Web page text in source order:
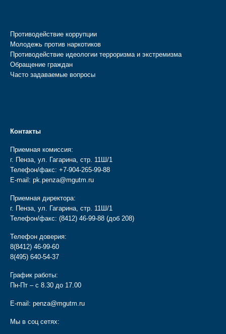
Противодействие коррупции
Молодежь против наркотиков
Противодействие идеологии терроризма и экстремизма
Обращение граждан
Часто задаваемые вопросы
Контакты
Приемная комиссия:
г. Пенза, ул. Гагарина, стр. 11Ш/1
Телефон/факс: +7-904-265-99-88
E-mail: pk.penza@mgutm.ru
Приемная директора:
г. Пенза, ул. Гагарина, стр. 11Ш/1
Телефон/факс: (8412) 46-99-88 (доб 208)
Телефон доверия:
8(8412) 46-99-60
8(495) 640-54-37
График работы:
Пн-Пт – с 8.30 до 17.00
E-mail: penza@mgutm.ru
Мы в соц сетях: